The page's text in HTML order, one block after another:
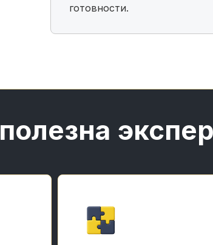
готовности.
полезна